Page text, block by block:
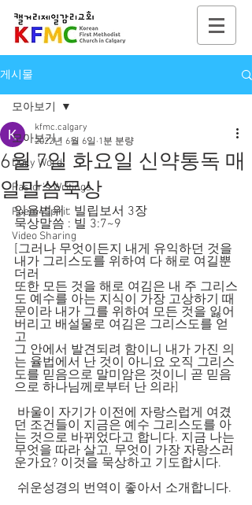
게시물
모아보기
Daily Word
Pastor's Writings
Poem4Spirit
Video Sharing
모아보기
6월 7일 화요일 신약통독 매
일말씀묵상
kfmc.calgary
2022년 6월 6일 1분 분량
읽을범위 : 빌립보서 3장
묵상말씀 : 빌 3:7~9
[그러나 무엇이든지 내게 유익하던 것을
내가 그리스도를 위하여 다 해로 여길뿐
더러
또한 모든 것을 해로 여김은 내 주 그리스
도 예수를 아는 지식이 가장 고상하기 때
문이라 내가 그를 위하여 모든 것을 잃어
버리고 배설물로 여김은 그리스도를 얻
고
그 안에서 발견되려 함이니 내가 가진 의
는 율법에서 난 것이 아니요 오직 그리스
도를 믿음으로 말미암은 것이니 곧 믿음
으로 하나님께로부터 난 의라]
던 조건들이 지금은 예수 그리스도를 아
는 것으로 바뀌었다고 합니다. 지금 나는
무엇을 따라 살고, 무엇이 가장 자랑스러
운가요? 이것을 묵상하고 기도합시다.
쉬운성경의 번역이 좋아서 소개합니다.